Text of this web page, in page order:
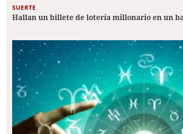
SUERTE
Hallan un billete de lotería millonario en un